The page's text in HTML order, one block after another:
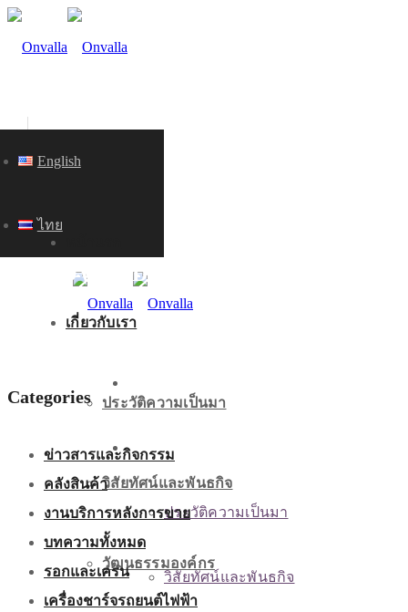
เกี่ยวกับเรา
ประวัติความเป็นมา
วิสัยทัศน์และพันธกิจ
วัฒนธรรมองค์กร
English
ไทย
เกี่ยวกับเรา
ประวัติความเป็นมา
วิสัยทัศน์และพันธกิจ
KNOWLEDGE
Categories
ข่าวสารและกิจกรรม
คลังสินค้า
งานบริการหลังการขาย
บทความทั้งหมด
รอกและเครน
เครื่องชาร์จรถยนต์ไฟฟ้า